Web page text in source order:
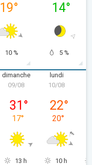
19°
10 %
14°
5 %
dimanche
dimanche 09/08
09/08
31 °
17°
13 h
lundi
10/08
22°
20°
10 h